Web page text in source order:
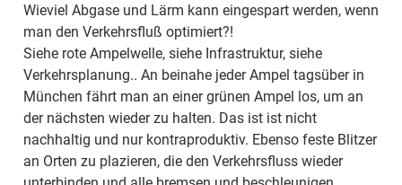
Wieviel Abgase und Lärm kann eingespart werden, wenn
man den Verkehrsfluß optimiert?!
Siehe rote Ampelwelle, siehe Infrastruktur, siehe
Verkehrsplanung.. An beinahe jeder Ampel tagsüber in
München fährt man an einer grünen Ampel los, um an
der nächsten wieder zu halten. Das ist ist nicht
nachhaltig und nur kontraproduktiv. Ebenso feste Blitzer
an Orten zu plazieren, die den Verkehrsfluss wieder